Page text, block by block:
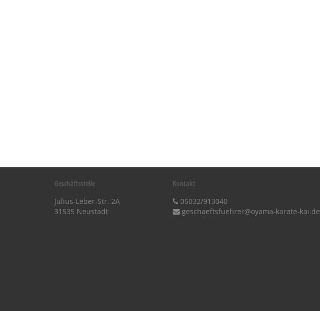
Geschäftsstelle
Julius-Leber-Str. 2A
31535 Neustadt
Kontakt
05032/913040
geschaeftsfuehrer@oyama-karate-kai.de